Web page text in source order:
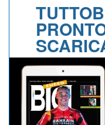
CALENDARIO
OSCAR
ALBI D'ORO